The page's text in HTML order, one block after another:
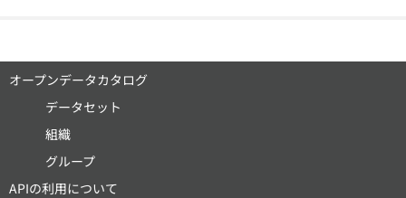
オープンデータカタログ
データセット
組織
グループ
APIの利用について